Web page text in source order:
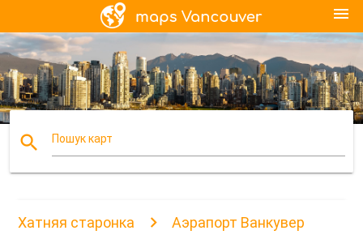
menu
search Пошук карт
Хатняя старонка Аэрапорт Ванкувер